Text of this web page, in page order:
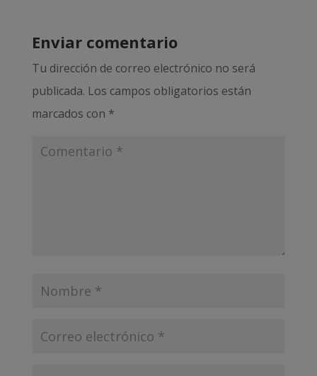
Enviar comentario
Tu dirección de correo electrónico no será
publicada. Los campos obligatorios están
marcados con *